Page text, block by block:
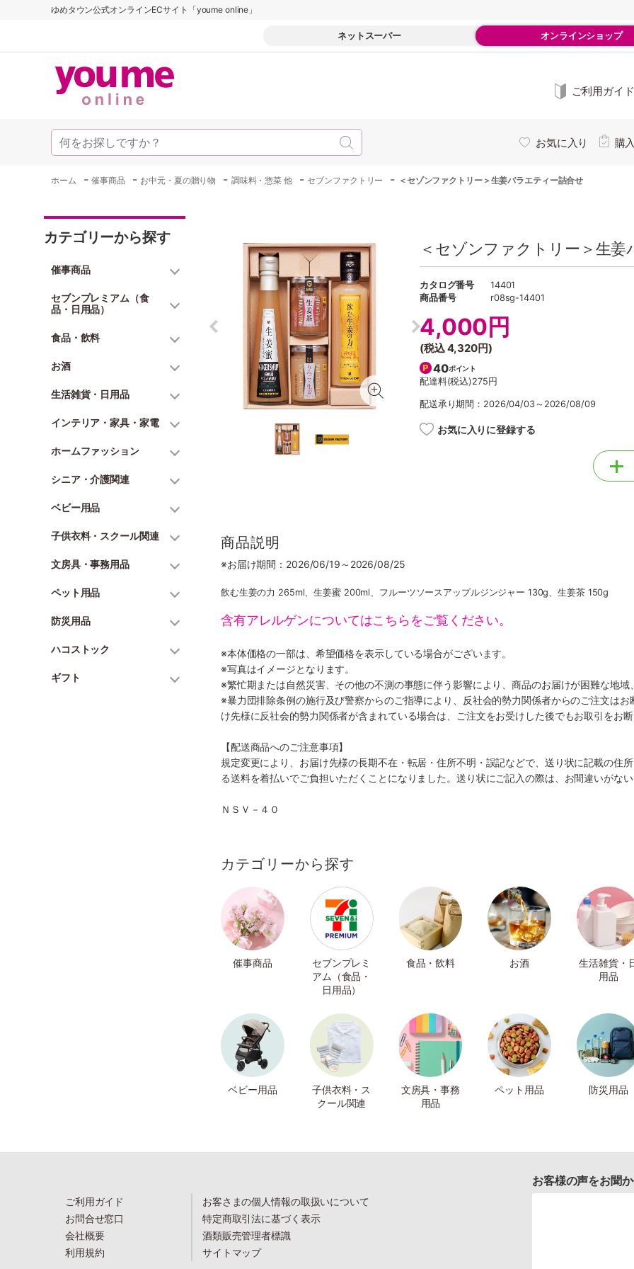
ゆめタウン公式オンラインECサイト「youme online」
ネットスーパー オンラインショップ
ご利用ガイド
お気に入り 購
ホーム -催事商品 - お中元・夏の贈り物 - 調味料・惣菜 他 - セブンファクトリー - ＜セゾンファクトリー＞生姜バラエティー詰合せ
カテゴリーから探す
催事商品
セブンプレミアム（食
品・日用品）
食品・飲料
お酒
生活雑貨・日用品
インテリア・家具・家電
ホームファッション
シニア・介護関連
ベビー用品
子供衣料・スクール関連
文房具・事務用品
ペット用品
防災用品
ハコストック
ギフト
＜セゾンファクトリー＞生
カタログ番号
14401
商品番号
r08sg-14401
4,000円
(税込4,320円)
40ポイント
配達料(税込)275円
配送承り期間：2026/04/03～2026/08/09
お気に入りに登録する
商品説明
※お届け期間：2026/06/19～2026/08/25
飲む生姜の力 265ml、生姜蜜 200ml、フルーツソースアップルジンジャー 130g、生姜茶 150g
含有アレルゲンについてはこちらをご覧ください。
※本体価格の一部は、希望価格を表示している場合がございます。
※写真はイメージとなります。
※繁忙期または自然災害、その他の不測の事態に伴う影響により、商品のお届けが困難な地域
※暴力団排除条例の施行及び警察からのご指導により、反社会的勢力関係者からのご注文は
け先様に反社会的勢力関係者が含まれている場合は、ご注文をお受けした後でもお取引をお
【配送商品へのご注意事項】
規定変更により、お届け先様の長期不在・転居・住所不明・誤記などで、送り状に記載の住
る送料を着払いでご負担いただくことになりました。送り状にご記入の際は、お間違いがな
ＮＳＶ－４０
カテゴリーから探す
催事商品
セブンプレミ
アム（食品・
日用品）
食品・飲料 お酒
生活雑貨・
用品
ベビー用品
子供衣料・ス
クール関連
文房具・事務
用品
ペット用品 防災用品
ご利用ガイド
お問合せ窓口
会社概要
利用規約
お客さまの個人情報の取扱いについて
特定商取引法に基づく表示
酒類販売管理者標識
サイトマップ
お客様の声をお聞